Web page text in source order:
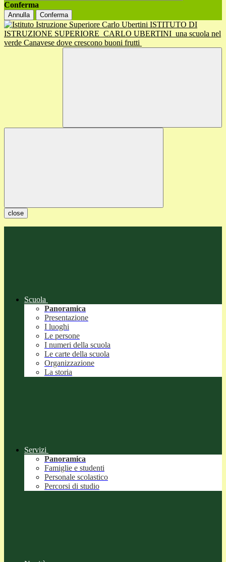
Conferma
Annulla Conferma
ISTITUTO DI
ISTRUZIONE SUPERIORE CARLO UBERTINI una scuola nel
verde Canavese dove crescono buoni frutti
close
Scuola
Panoramica
Presentazione
I luoghi
Le persone
I numeri della scuola
Le carte della scuola
Organizzazione
La storia
Servizi
Panoramica
Famiglie e studenti
Personale scolastico
Percorsi di studio